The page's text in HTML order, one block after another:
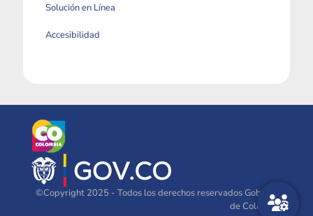
Solución en Línea
Accesibilidad
©Copyright 2025 - Todos los derechos reservados Gobierno
de Colombia